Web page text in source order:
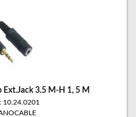
Ext.Jack 3.5 M-H 1, 5 M
10.24.0201